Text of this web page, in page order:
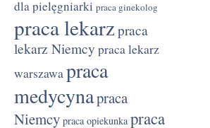
dla pielęgniarki praca ginekolog
praca lekarzpraca
lekarz Niemcy praca lekarz
warszawapraca
medycynapraca
Niemcy praca opiekunka praca